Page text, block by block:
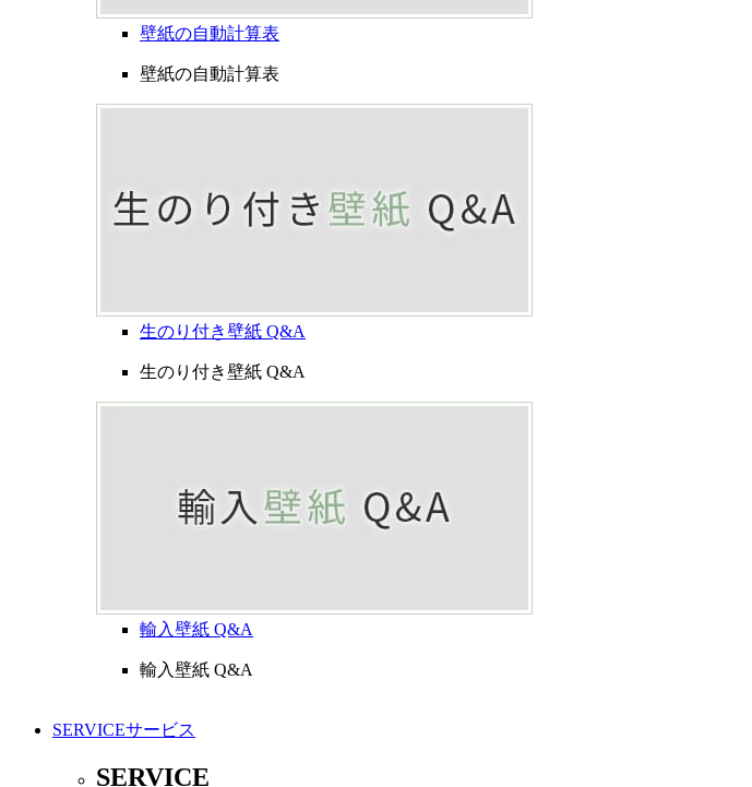
壁紙の自動計算表
壁紙の自動計算表
生のり付き壁紙 Q&A
生のり付き壁紙 Q&A
輸入壁紙 Q&A
輸入壁紙 Q&A
SERVICEサービス
SERVICE